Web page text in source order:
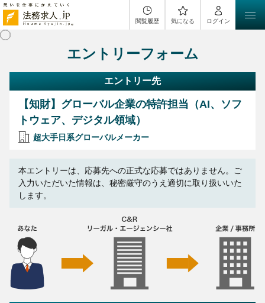
閲覧履歴 気になる ログイン
エントリーフォーム
エントリー先
【知財】グローバル企業の特許担当（AI、ソフ
トウェア、デジタル領域）
超大手日系グローバルメーカー
本エントリーは、応募先への正式な応募ではありません。ご
入力いただいた情報は、秘密厳守のうえ適切に取り扱いいた
します。